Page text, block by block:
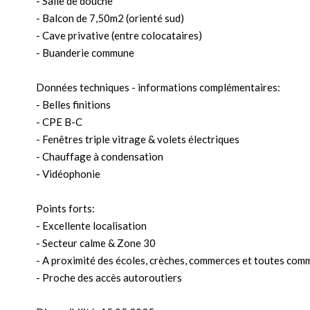
- Balcon de 7,50m2 (orienté sud)
- Cave privative (entre colocataires)
- Buanderie commune
Données techniques - informations complémentaires:
- Belles finitions
- CPE B-C
- Fenêtres triple vitrage & volets électriques
- Chauffage à condensation
- Vidéophonie
Points forts:
- Excellente localisation
- Secteur calme & Zone 30
- A proximité des écoles, crèches, commerces et toutes
- Proche des accès autoroutiers